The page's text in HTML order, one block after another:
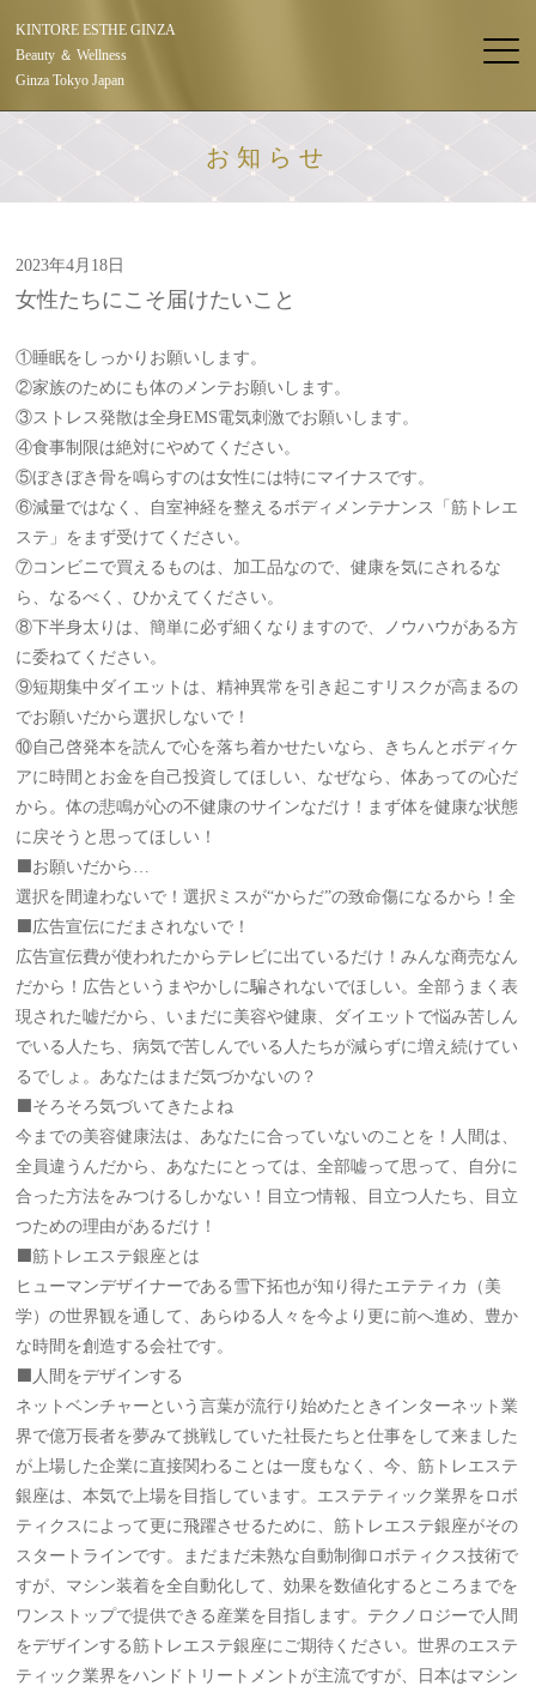
KINTORE ESTHE GINZA
Beauty ＆ Wellness
Ginza Tokyo Japan
お知らせ
2023年4月18日
女性たちにこそ届けたいこと
①睡眠をしっかりお願いします。
②家族のためにも体のメンテお願いします。
③ストレス発散は全身EMS電気刺激でお願いします。
④食事制限は絶対にやめてください。
⑤ぼきぼき骨を鳴らすのは女性には特にマイナスです。
⑥減量ではなく、自室神経を整えるボディメンテナンス「筋トレエ
ステ」をまず受けてください。
⑦コンビニで買えるものは、加工品なので、健康を気にされるな
ら、なるべく、ひかえてください。
⑧下半身太りは、簡単に必ず細くなりますので、ノウハウがある方
に委ねてください。
⑨短期集中ダイエットは、精神異常を引き起こすリスクが高まるの
でお願いだから選択しないで！
⑩自己啓発本を読んで心を落ち着かせたいなら、きちんとボディケ
アに時間とお金を自己投資してほしい、なぜなら、体あっての心だ
から。体の悲鳴が心の不健康のサインなだけ！まず体を健康な状態
に戻そうと思ってほしい！
⬛️お願いだから…
選択を間違わないで！選択ミスが“からだ”の致命傷になるから！全
⬛️広告宣伝にだまされないで！
広告宣伝費が使われたからテレビに出ているだけ！みんな商売なん
だから！広告というまやかしに騙されないでほしい。全部うまく表
現された嘘だから、いまだに美容や健康、ダイエットで悩み苦しん
でいる人たち、病気で苦しんでいる人たちが減らずに増え続けてい
るでしょ。あなたはまだ気づかないの？
⬛️そろそろ気づいてきたよね
今までの美容健康法は、あなたに合っていないのことを！人間は、
全員違うんだから、あなたにとっては、全部嘘って思って、自分に
合った方法をみつけるしかない！目立つ情報、目立つ人たち、目立
つための理由があるだけ！
⬛️筋トレエステ銀座とは
ヒューマンデザイナーである雪下拓也が知り得たエテティカ（美
学）の世界観を通して、あらゆる人々を今より更に前へ進め、豊か
な時間を創造する会社です。
⬛️人間をデザインする
ネットベンチャーという言葉が流行り始めたときインターネット業
界で億万長者を夢みて挑戦していた社長たちと仕事をして来ました
が上場した企業に直接関わることは一度もなく、今、筋トレエステ
銀座は、本気で上場を目指しています。エステティック業界をロボ
ティクスによって更に飛躍させるために、筋トレエステ銀座がその
スタートラインです。まだまだ未熟な自動制御ロボティクス技術で
すが、マシン装着を全自動化して、効果を数値化するところまでを
ワンストップで提供できる産業を目指します。テクノロジーで人間
をデザインする筋トレエステ銀座にご期待ください。世界のエステ
ティック業界をハンドトリートメントが主流ですが、日本はマシン